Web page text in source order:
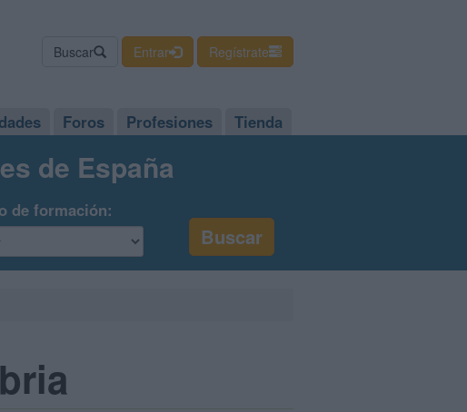
Buscar Entrar Regístrate
Foros Profesiones Tienda
de España
de formación: